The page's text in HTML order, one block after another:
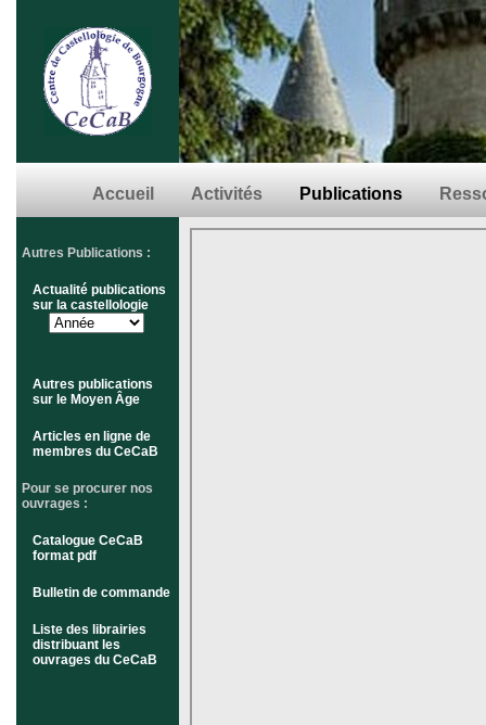
Accueil Activités Publications
Autres Publications :
Actualité publications
sur la castellologie
Autres publications
sur le Moyen Âge
Articles en ligne de
membres du CeCaB
Pour se procurer nos
ouvrages :
Catalogue CeCaB
format pdf
Bulletin de commande
Liste des librairies
distribuant les
ouvrages du CeCaB